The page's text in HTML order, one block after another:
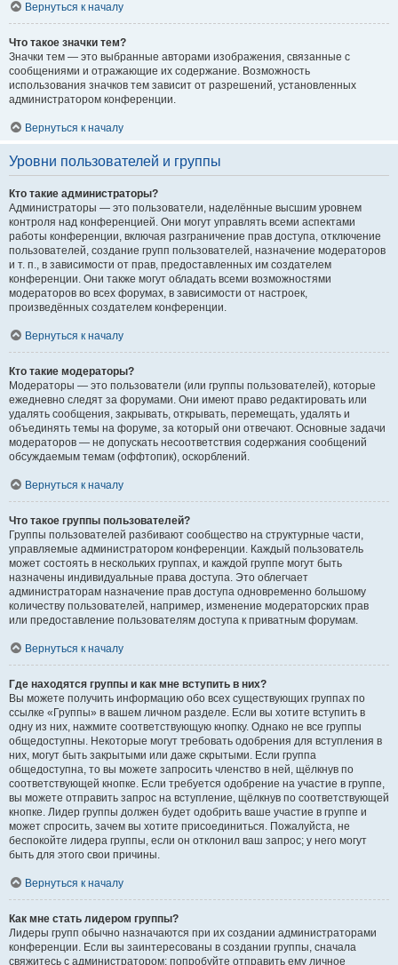
Вернуться к началу
Что такое значки тем?
Значки тем — это выбранные авторами изображения, связанные с
сообщениями и отражающие их содержание. Возможность
использования значков тем зависит от разрешений, установленных
администратором конференции.
Вернуться к началу
Уровни пользователей и группы
Кто такие администраторы?
Администраторы — это пользователи, наделённые высшим уровнем
контроля над конференцией. Они могут управлять всеми аспектами
работы конференции, включая разграничение прав доступа, отключение
пользователей, создание групп пользователей, назначение модераторов
и т. п., в зависимости от прав, предоставленных им создателем
конференции. Они также могут обладать всеми возможностями
модераторов во всех форумах, в зависимости от настроек,
произведённых создателем конференции.
Вернуться к началу
Кто такие модераторы?
Модераторы — это пользователи (или группы пользователей), которые
ежедневно следят за форумами. Они имеют право редактировать или
удалять сообщения, закрывать, открывать, перемещать, удалять и
объединять темы на форуме, за который они отвечают. Основные задачи
модераторов — не допускать несоответствия содержания сообщений
обсуждаемым темам (оффтопик), оскорблений.
Вернуться к началу
Что такое группы пользователей?
Группы пользователей разбивают сообщество на структурные части,
управляемые администратором конференции. Каждый пользователь
может состоять в нескольких группах, и каждой группе могут быть
назначены индивидуальные права доступа. Это облегчает
администраторам назначение прав доступа одновременно большому
количеству пользователей, например, изменение модераторских прав
или предоставление пользователям доступа к приватным форумам.
Вернуться к началу
Где находятся группы и как мне вступить в них?
Вы можете получить информацию обо всех существующих группах по
ссылке «Группы» в вашем личном разделе. Если вы хотите вступить в
одну из них, нажмите соответствующую кнопку. Однако не все группы
общедоступны. Некоторые могут требовать одобрения для вступления в
них, могут быть закрытыми или даже скрытыми. Если группа
общедоступна, то вы можете запросить членство в ней, щёлкнув по
соответствующей кнопке. Если требуется одобрение на участие в группе,
вы можете отправить запрос на вступление, щёлкнув по соответствующей
кнопке. Лидер группы должен будет одобрить ваше участие в группе и
может спросить, зачем вы хотите присоединиться. Пожалуйста, не
беспокойте лидера группы, если он отклонил ваш запрос; у него могут
быть для этого свои причины.
Вернуться к началу
Как мне стать лидером группы?
Лидеры групп обычно назначаются при их создании администраторами
конференции. Если вы заинтересованы в создании группы, сначала
свяжитесь с администратором; попробуйте отправить ему личное